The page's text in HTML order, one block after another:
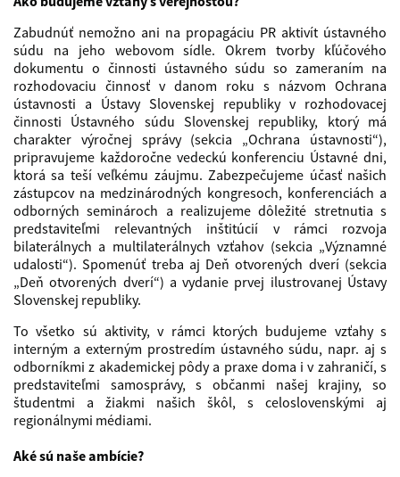
Zabudnúť nemožno ani na propagáciu PR aktivít ústavného
súdu na jeho webovom sídle. Okrem tvorby kľúčového
dokumentu o činnosti ústavného súdu so zameraním na
rozhodovaciu činnosť v danom roku s názvom Ochrana
ústavnosti a Ústavy Slovenskej republiky v rozhodovacej
činnosti Ústavného súdu Slovenskej republiky, ktorý má
charakter výročnej správy (sekcia „Ochrana ústavnosti“),
pripravujeme každoročne vedeckú konferenciu Ústavné dni,
ktorá sa teší veľkému záujmu. Zabezpečujeme účasť našich
zástupcov na medzinárodných kongresoch, konferenciách a
odborných seminároch a realizujeme dôležité stretnutia s
predstaviteľmi relevantných inštitúcií v rámci rozvoja
bilaterálnych a multilaterálnych vzťahov (sekcia „Významné
udalosti“). Spomenúť treba aj Deň otvorených dverí (sekcia
„Deň otvorených dverí“) a vydanie prvej ilustrovanej Ústavy
Slovenskej republiky.
To všetko sú aktivity, v rámci ktorých budujeme vzťahy s
interným a externým prostredím ústavného súdu, napr. aj s
odborníkmi z akademickej pôdy a praxe doma i v zahraničí, s
predstaviteľmi samosprávy, s občanmi našej krajiny, so
študentmi a žiakmi našich škôl, s celoslovenskými aj
regionálnymi médiami.
Aké sú naše ambície?